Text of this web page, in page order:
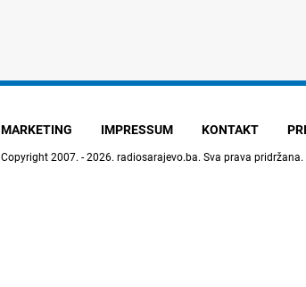
MARKETING IMPRESSUM KONTAKT
Copyright 2007. - 2026. radiosarajevo.ba. Sva prava